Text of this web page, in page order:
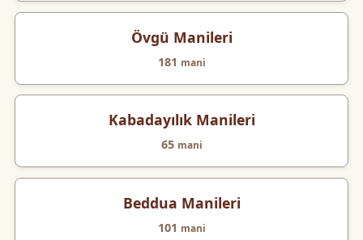
Övgü Manileri
181 mani
Kabadayılık Manileri
65 mani
Beddua Manileri
101 mani